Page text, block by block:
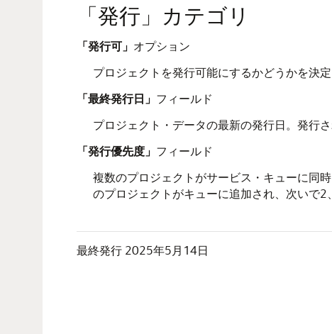
「発行」カテゴリ
「発行可」 オプション
プロジェクトを発行可能にするかどうかを決定
「最終発行日」 フィールド
プロジェクト・データの最新の発行日。発行
「発行優先度」 フィールド
複数のプロジェクトがサービス・キューに同
のプロジェクトがキューに追加され、次いで
最終発行 2025年5月14日